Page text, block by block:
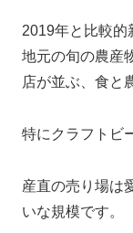
2019年と比較的
地元の旬の農産
店が並ぶ、食と
特にクラフトビ
産直の売り場は
いな規模です。